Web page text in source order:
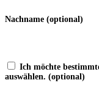
Nachname (optional)
Ich möchte
auswählen. (optional)